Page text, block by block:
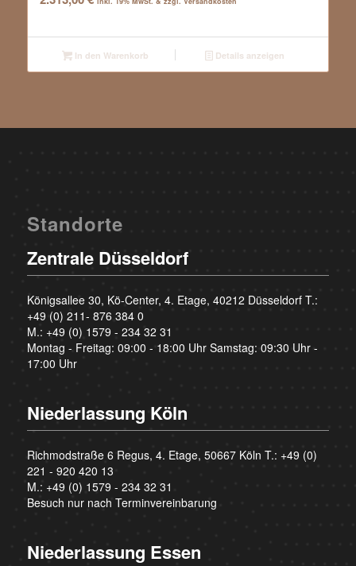
In den Warenkorb Details anzeigen
Standorte
Zentrale Düsseldorf
Königsallee 30, Kö-Center, 4. Etage, 40212 Düsseldorf T.:
+49 (0) 211- 876 384 0
M.: +49 (0) 1579 - 234 32 31
Montag - Freitag: 09:00 - 18:00 Uhr Samstag: 09:30 Uhr -
17:00 Uhr
Niederlassung Köln
Richmodstraße 6 Regus, 4. Etage, 50667 Köln T.: +49 (0)
221 - 920 420 13
M.: +49 (0) 1579 - 234 32 31
Besuch nur nach Terminvereinbarung
Niederlassung Essen